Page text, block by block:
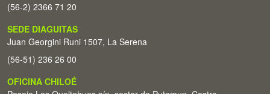
(56-2) 2366 71 20
SEDE DIAGUITAS
Juan Georgini Runi 1507, La Serena
(56-51) 236 26 00
OFICINA CHILOÉ